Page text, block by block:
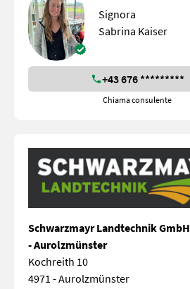
Signora
Sabrina Kaiser
+43 676 *********
Chiama consulente
Schwarzmayr Landtechnik GmbH
- Aurolzmünster
Kochreith 10
4971 - Aurolzmünster